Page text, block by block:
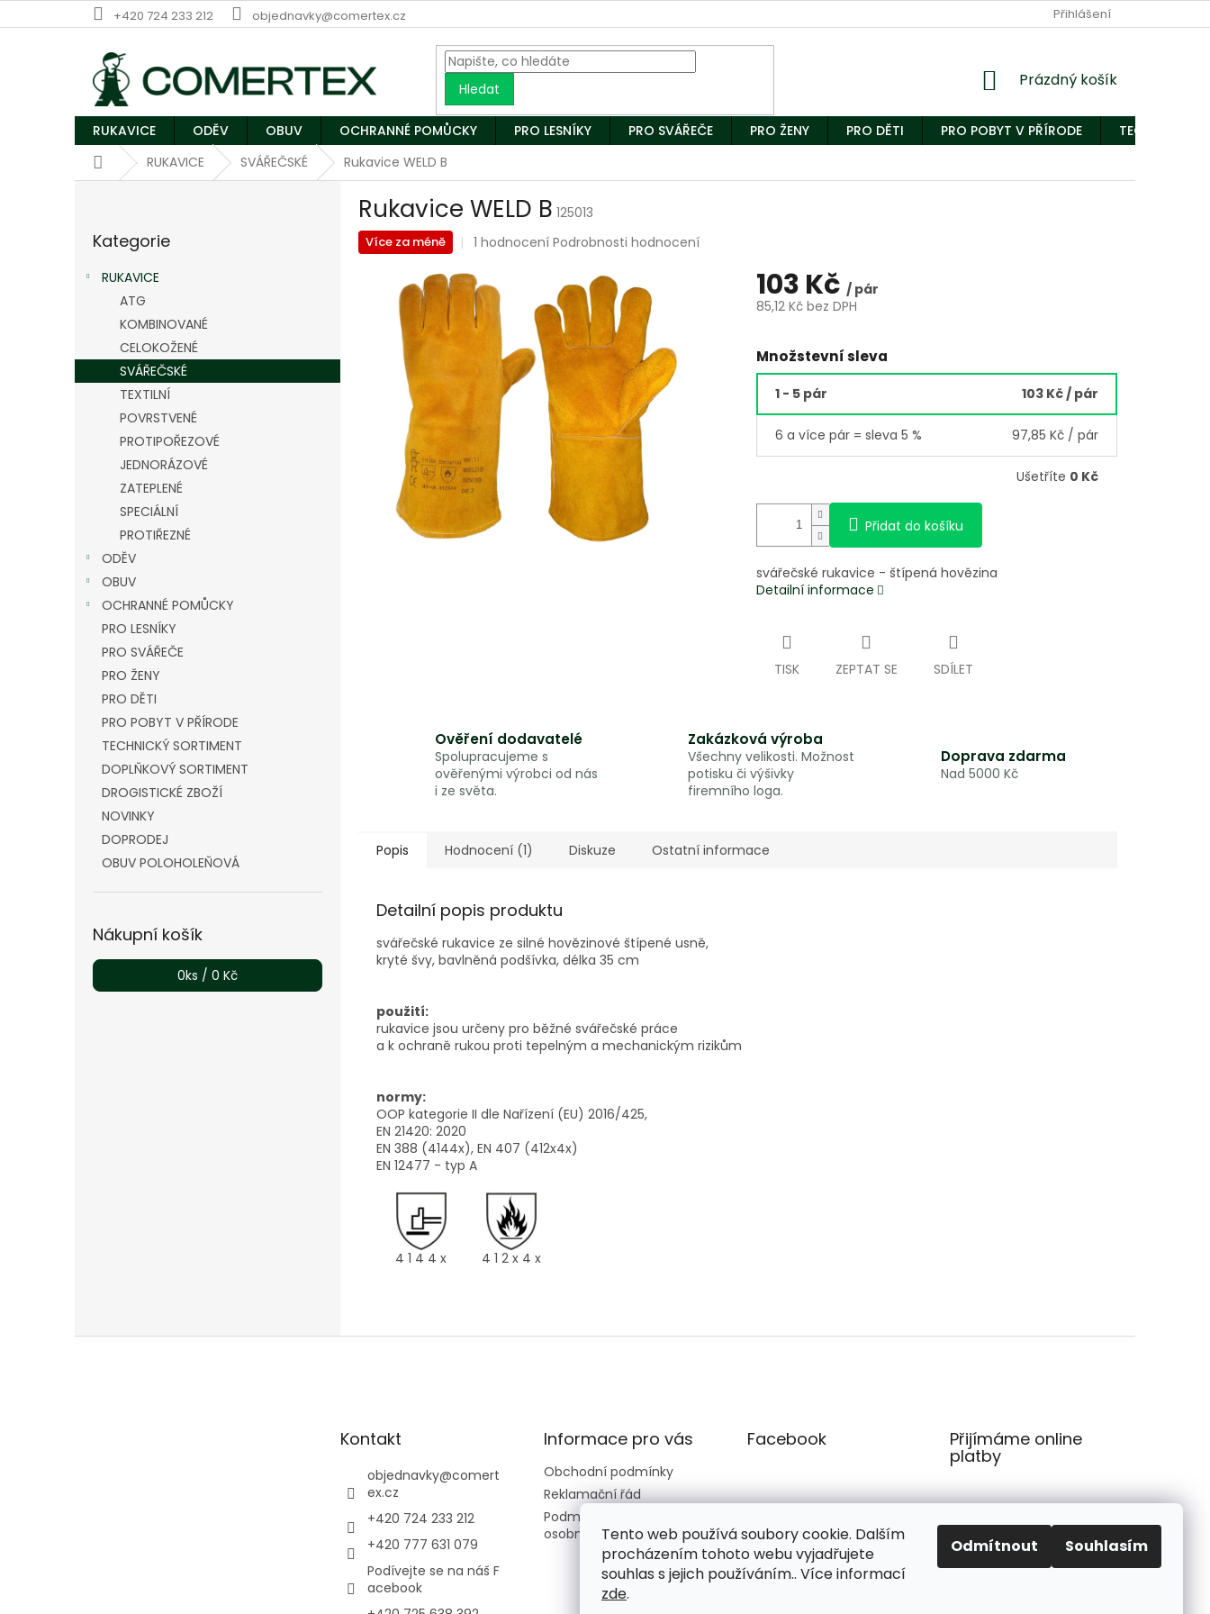
Tento web používá soubory cookie. Dalším
procházením tohoto webu vyjadřujete
souhlas s jejich používáním.. Více informací
zde.
Odmítnout Souhlasím
na
+420 724 233 212 objednavky@comertex.cz Přihlášení
Hledat
Nákupní
Prázdný košík
RUKAVICE ODĚV OBUV OCHRANNÉ POMŮCKY PRO LESNÍKY PRO SVÁŘEČE PRO ŽENY PRO DĚTI PRO POBYT V PŘÍRODE
TECHNICKÝ
DomůRUKAVICE SVÁŘEČSKÉ Rukavice WELD B
a
kategorie
Kategorie
RUKAVICE
ATG
KOMBINOVANÉ
CELOKOŽENÉ
SVÁŘEČSKÉ
TEXTILNÍ
POVRSTVENÉ
PROTIPOŘEZOVÉ
JEDNORÁZOVÉ
ZATEPLENÉ
SPECIÁLNÍ
PROTIŘEZNÉ
ODĚV
OBUV
OCHRANNÉ POMŮCKY
PRO LESNÍKY
PRO SVÁŘEČE
PRO ŽENY
PRO DĚTI
PRO POBYT V PŘÍRODE
TECHNICKÝ SORTIMENT
DOPLŇKOVÝ SORTIMENT
DROGISTICKÉ ZBOŽÍ
NOVINKY
DOPRODEJ
OBUV POLOHOLEŇOVÁ
Nákupní košík
0ks / 0 Kč
Rukavice WELD B 125013
Více za méně
Průměrné
produktu
je
5,0
z
hvězdiček.
1 hodnocení Podrobnosti hodnocení
103 Kč / pár
85,12 Kč bez DPH
cena:
Množstevní sleva
1 - 5 pár 103 Kč / pár
6 a více pár = sleva 5 % 97,85 Kč / pár
Ušetříte 0 Kč
Přidat do košíku
svářečské rukavice - štípená hovězina
Detailní informace
TISK ZEPTAT SE SDÍLET
Ověření dodavatelé
Spolupracujeme s
ověřenými výrobci od nás
i ze světa.
Zakázková výroba
Všechny velikosti. Možnost
potisku či výšivky
firemního loga.
Doprava zdarma
Nad 5000 Kč
Popis Hodnocení (1) Diskuze Ostatní informace
Detailní popis produktu
svářečské rukavice ze silné hovězinové štípené usně,
kryté švy, bavlněná podšívka, délka 35 cm
použití:
rukavice jsou určeny pro běžné svářečské práce
a k ochraně rukou proti tepelným a mechanickým rizikům
normy:
OOP kategorie II dle Nařízení (EU) 2016/425,
EN 21420: 2020
EN 388 (4144x), EN 407 (412x4x)
EN 12477 - typ A
4 1 4 4 x 4 1 2 x 4 x
Kontakt
objednavky@comert
ex.cz
+420 724 233 212
+420 777 631 079
Podívejte se na náš F
acebook
Informace pro vás
Obchodní podmínky
Reklamační řád
Podmínky ochrany
osobních údajů
Facebook Přijímáme online
platby